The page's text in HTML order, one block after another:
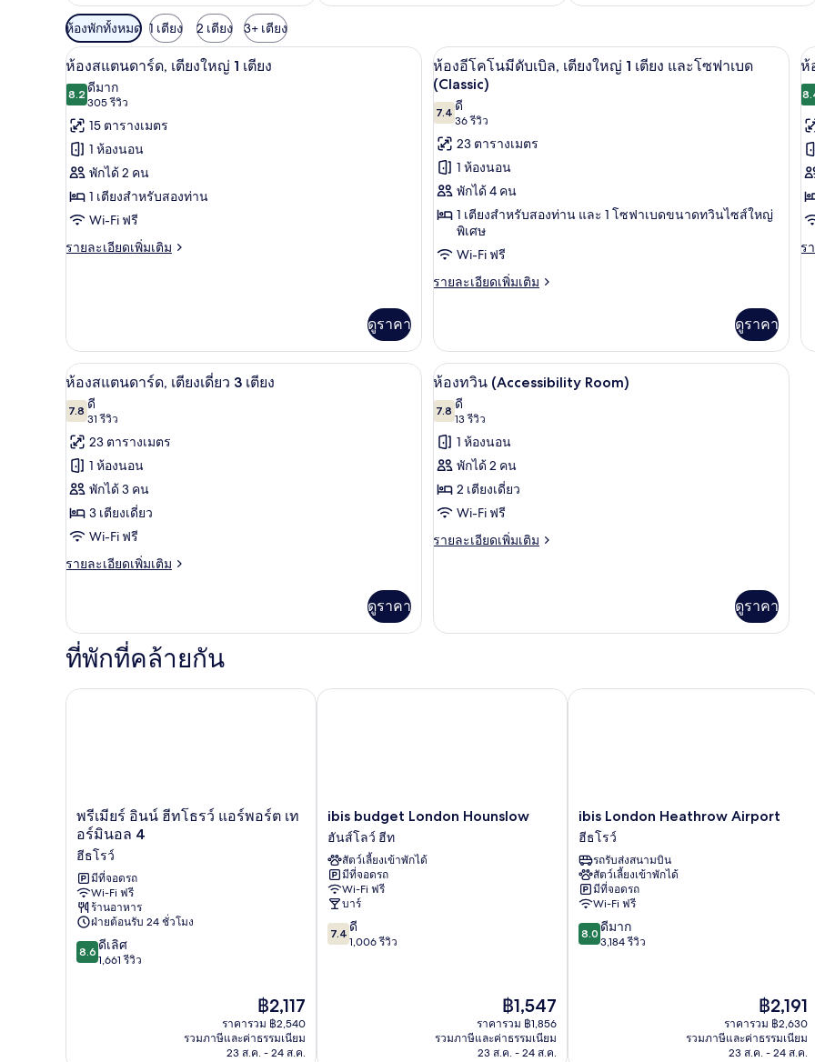
ตัว
กรอง
ที่
มี
ให้
สำหรับ
ห้อง
พัก
ห้องพักทั้งหมด 1 เตียง 2 เตียง 3+ เตียง
เปิด
ภาพถ่าย
ทั้งหมด
ของ
ห้อง
สแตนดาร์ด,
เตียง
ใหญ่
ห้องสแตนดาร์ด, เตียงใหญ่ 1 เตียง | โต๊ะทำงาน, พื้นที่ทำงานแบบใช้แล็ปท็อป, ผ้าม่านกันแสง, ห้องเก็บเสียง
7
ห้องสแตนดาร์ด, เตียงใหญ่ 1 เตียง
8.28.2 จาก 10
ดีมาก
305 รีวิว
(305
รีวิว)
15 ตารางเมตร
1 ห้องนอน
พักได้ 2 คน
1 เตียงสำหรับสองท่าน
Wi-Fi ฟรี
รายละเอียดเพิ่มเติม
ราย
ห้อง
สแตนดาร์ด,
เตียง
เตียง
ดูราคา
เปิด
ภาพถ่าย
ทั้งหมด
ของ
ห้อง
อี
โค
ใหญ่
1
เตียง
และ
โซฟา
เบด
(Classic)
โต๊ะทำงาน, พื้นที่ทำงานแบบใช้แล็ปท็อป
10
ห้องอีโคโนมีดับเบิล, เตียงใหญ่ 1 เตียง และโซฟาเบด
(Classic)
7.47.4 จาก 10
ดี
36 รีวิว
(36
รีวิว)
23 ตารางเมตร
1 ห้องนอน
พักได้ 4 คน
1 เตียงสำหรับสองท่าน และ 1 โซฟาเบดขนาดทวินไซส์ใหญ่
พิเศษ
Wi-Fi ฟรี
รายละเอียดเพิ่มเติม
ราย
เกี่ยว
กับ
ห้อง
โค
มี
ดับเบิล,
ใหญ่
และ
ดูราคา
เ
ภ
ทั้
ข
เ
ห้
ร
ร
ห้อง
เปิด
ภาพถ่าย
ทั้งหมด
ของ
ห้อง
สแตนดาร์ด,
เตียง
เดี่ยว
ห้องสแตนดาร์ด, เตียงเดี่ยว 3 เตียง | โต๊ะทำงาน, พื้นที่ทำงานแบบใช้แล็ปท็อป, ผ้าม่านกันแสง, ห้องเก็บเสียง
9
ห้องสแตนดาร์ด, เตียงเดี่ยว 3 เตียง
7.87.8 จาก 10
ดี
31 รีวิว
(31
รีวิว)
23 ตารางเมตร
1 ห้องนอน
พักได้ 3 คน
3 เตียงเดี่ยว
Wi-Fi ฟรี
รายละเอียดเพิ่มเติม
ราย
เกี่ยว
กับ
ห้อง
เตียง
ดูราคา
เปิด
ภาพถ่าย
ทั้งหมด
ของ
ห้อง
ทวิน
(Accessibility
Room)
ห้องทวิน (Accessibility Room) | โต๊ะ
7
ห้องทวิน (Accessibility Room)
7.87.8 จาก 10
ดี
13 รีวิว
(13
รีวิว)
1 ห้องนอน
พักได้ 2 คน
2 เตียงเดี่ยว
Wi-Fi ฟรี
รายละเอียดเพิ่มเติม
ราย
กับ
ห้อง
(Accessibility
ดูราคา
ที่พักที่คล้ายกัน
พรีเมียร์
อินน์
ฮีทโธรว์
แอร์
พอร์ต
เท
อร์
มิ
นอล
4
พรีเมียร์ อินน์ ฮีทโธรว์ แอร์พอร์ต เท
อร์มินอล 4
ฮีธโรว์
มีที่จอดรถ
Wi-Fi ฟรี
ร้านอาหาร
ฝ่ายต้อนรับ 24 ชั่วโมง
8.6
จาก
8.6 ดีเลิศ
1,661 รีวิว
ราคา
ปัจจุบัน
คือ
฿2,117
฿2,117
ราคารวม ฿2,540
รวมภาษีและค่าธรรมเนียม
23 ส.ค. - 24 ส.ค.
พรีเมียร์ อินน์ ฮีทโธรว์ แอร์พอร์ต เทอร์มินอล 4
ibis
budget
London
Hounslow
ฮันส์
โลว์
ฮีท
ibis budget London Hounslow
ฮันส์โลว์ ฮีท
สัตว์เลี้ยงเข้าพักได้
มีที่จอดรถ
Wi-Fi ฟรี
บาร์
7.4
จาก
7.4 ดี
1,006 รีวิว
ราคา
ปัจจุบัน
คือ
฿1,547
฿1,547
ราคารวม ฿1,856
รวมภาษีและค่าธรรมเนียม
23 ส.ค. - 24 ส.ค.
ibis budget London Hounslow
ibis
London
Heathrow
Airport
ฮีธ
โรว์
ibis London Heathrow Airport
ฮีธโรว์
รถรับส่งสนามบิน
สัตว์เลี้ยงเข้าพักได้
มีที่จอดรถ
Wi-Fi ฟรี
8.0
จาก
8.0 ดีมาก
3,184 รีวิว
ราคา
ปัจจุบัน
คือ
฿2,191
฿2,191
ราคารวม ฿2,630
รวมภาษีและค่าธรรมเนียม
23 ส.ค. - 24 ส.ค.
ibis London Heathrow Airport